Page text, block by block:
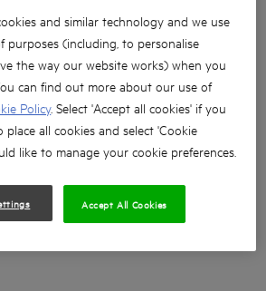
and similar technology and we use
purposes (including, to personalise
the way our website works) when you
can find out more about our use of
Policy. Select 'Accept all cookies' if you
all cookies and select 'Cookie
like to manage your cookie preferences.
Accept All Cookies